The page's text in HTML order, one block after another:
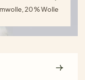
20 % Wolle